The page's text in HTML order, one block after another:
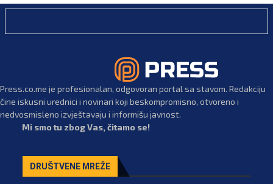
Press.co.me je profesionalan, odgovoran portal sa stavom. Redakciju
čine iskusni urednici i novinari koji beskompromisno, otvoreno i
nedvosmisleno izvještavaju i informišu javnost.
Mi smo tu zbog Vas, čitamo se!
DRUŠTVENE MREŽE